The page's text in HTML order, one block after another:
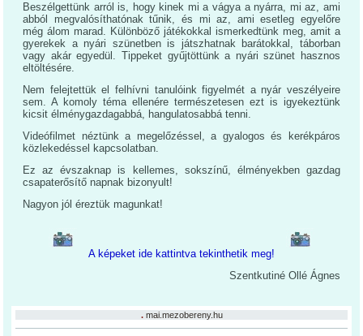
Beszélgettünk arról is, hogy kinek mi a vágya a nyárra, mi az, ami
abból megvalósíthatónak tűnik, és mi az, ami esetleg egyelőre
még álom marad. Különböző játékokkal ismerkedtünk meg, amit a
gyerekek a nyári szünetben is játszhatnak barátokkal, táborban
vagy akár egyedül. Tippeket gyűjtöttünk a nyári szünet hasznos
eltöltésére.
Nem felejtettük el felhívni tanulóink figyelmét a nyár veszélyeire
sem. A komoly téma ellenére természetesen ezt is igyekeztünk
kicsit élménygazdagabbá, hangulatosabbá tenni.
Videófilmet néztünk a megelőzéssel, a gyalogos és kerékpáros
közlekedéssel kapcsolatban.
Ez az évszaknap is kellemes, sokszínű, élményekben gazdag
csapaterősítő napnak bizonyult!
Nagyon jól éreztük magunkat!
A képeket ide kattintva tekinthetik meg!
Szentkutiné Ollé Ágnes
. mai.mezobereny.hu